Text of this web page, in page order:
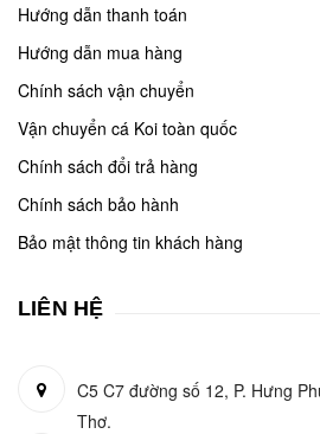
Hướng dẫn thanh toán
Hướng dẫn mua hàng
Chính sách vận chuyển
Vận chuyển cá Koi toàn quốc
Chính sách đổi trả hàng
Chính sách bảo hành
Bảo mật thông tin khách hàng
LIÊN HỆ
C5 C7 đường số 12, P. Hưng
Thơ.